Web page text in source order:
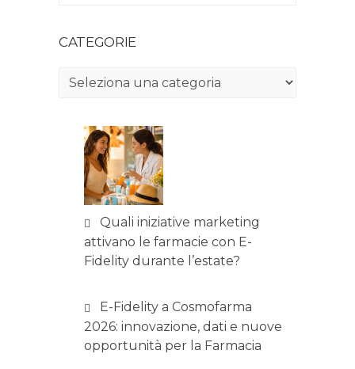
CATEGORIE
Categorie
Quali iniziative marketing
attivano le farmacie con E-
Fidelity durante l’estate?
E-Fidelity a Cosmofarma
2026: innovazione, dati e nuove
opportunità per la Farmacia